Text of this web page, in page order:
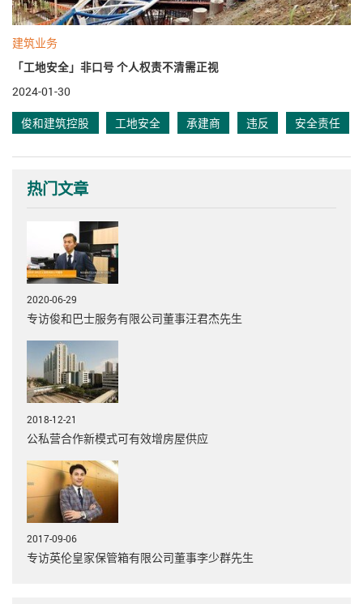
建筑业务
「工地安全」非口号 个人权责不清需正视
2024-01-30
俊和建筑控股 工地安全 承建商 违反 安全责任
热门文章
2020-06-29
专访俊和巴士服务有限公司董事汪君杰先生
2018-12-21
公私营合作新模式可有效增房屋供应
2017-09-06
专访英伦皇家保管箱有限公司董事李少群先生